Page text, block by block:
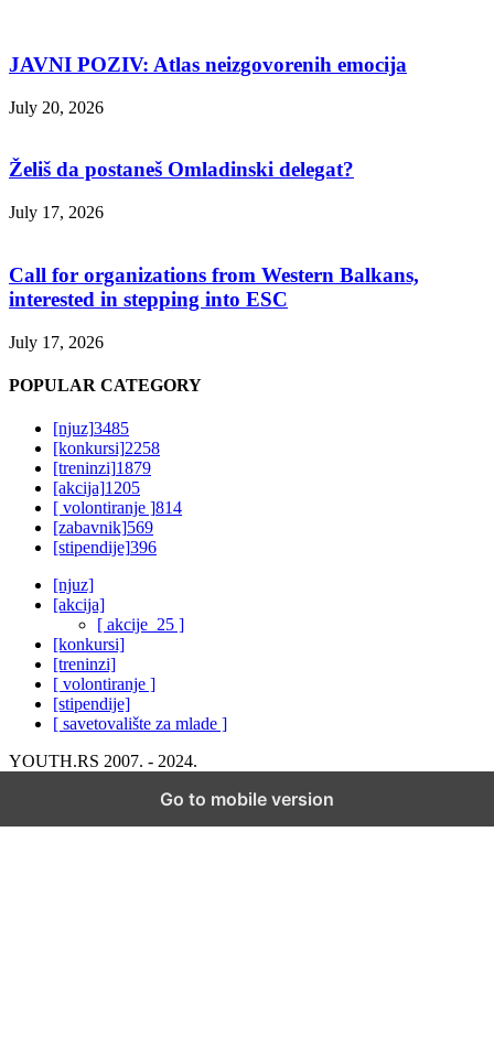
JAVNI POZIV: Atlas neizgovorenih emocija
July 20, 2026
Želiš da postaneš Omladinski delegat?
July 17, 2026
Call for organizations from Western Balkans,
interested in stepping into ESC
July 17, 2026
POPULAR CATEGORY
[njuz]3485
[konkursi]2258
[treninzi]1879
[akcija]1205
[ volontiranje ]814
[zabavnik]569
[stipendije]396
[njuz]
[akcija]
[ akcije_25 ]
[konkursi]
[treninzi]
[ volontiranje ]
[stipendije]
[ savetovalište za mlade ]
YOUTH.RS 2007. - 2024.
Go to mobile version